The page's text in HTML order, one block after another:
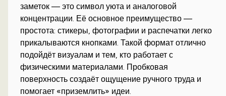
заметок — это символ уюта и аналоговой
концентрации. Её основное преимущество —
простота: стикеры, фотографии и распечатки легко
прикалываются кнопками. Такой формат отлично
подойдёт визуалам и тем, кто работает с
физическими материалами. Пробковая
поверхность создаёт ощущение ручного труда и
помогает «приземлить» идеи.